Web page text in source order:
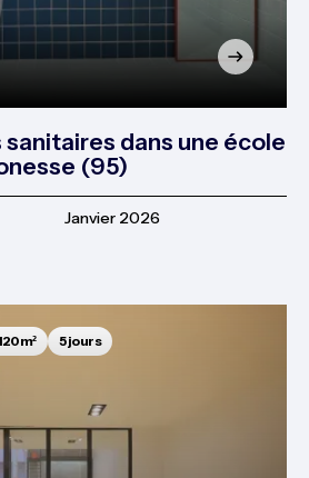
sanitaires dans une école
(95)
Janvier 2026
5 jours